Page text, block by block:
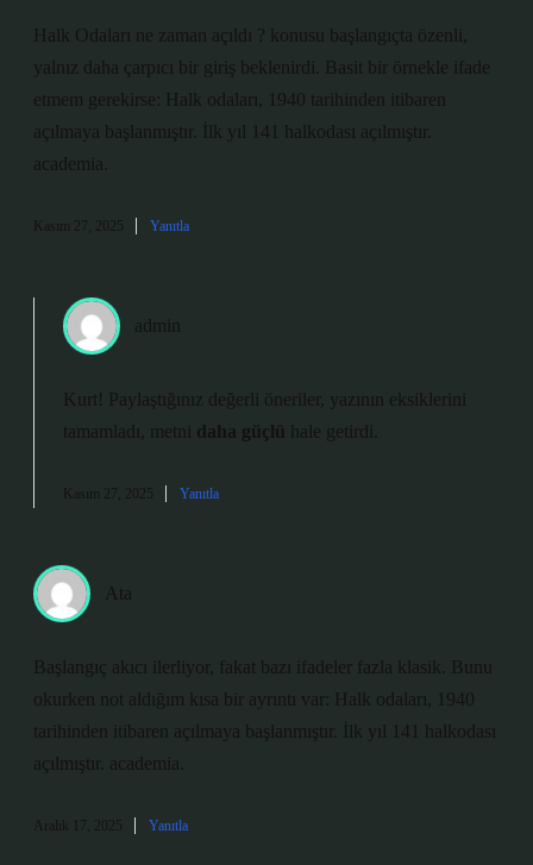
Halk Odaları ne zaman açıldı ? konusu başlangıçta özenli,
yalnız daha çarpıcı bir giriş beklenirdi. Basit bir örnekle ifade
etmem gerekirse: Halk odaları, 1940 tarihinden itibaren
açılmaya başlanmıştır. İlk yıl 141 halkodası açılmıştır.
academia.
Kasım 27, 2025 Yanıtla
admin
Kurt! Paylaştığınız değerli öneriler, yazının eksiklerini
tamamladı, metni daha güçlü hale getirdi.
Kasım 27, 2025 Yanıtla
Ata
Başlangıç akıcı ilerliyor, fakat bazı ifadeler fazla klasik. Bunu
okurken not aldığım kısa bir ayrıntı var: Halk odaları, 1940
tarihinden itibaren açılmaya başlanmıştır. İlk yıl 141 halkodası
açılmıştır. academia.
Aralık 17, 2025 Yanıtla